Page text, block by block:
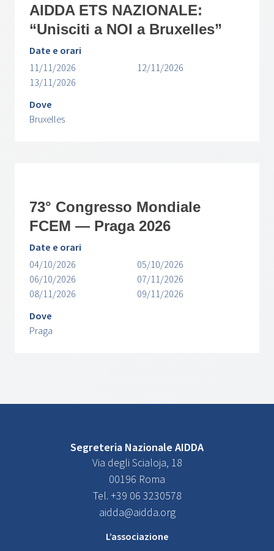
AIDDA ETS NAZIONALE:
“Unisciti a NOI a Bruxelles”
Date e orari
11/11/2026
12/11/2026
13/11/2026
Dove
Bruxelles
73° Congresso Mondiale
FCEM — Praga 2026
Date e orari
04/10/2026
05/10/2026
06/10/2026
07/11/2026
08/11/2026
09/11/2026
Dove
Praga
Segreteria Nazionale AIDDA
Via degli Scialoja, 18
00196 Roma
Tel. +39 06 3230578
aidda@aidda.org
L’associazione